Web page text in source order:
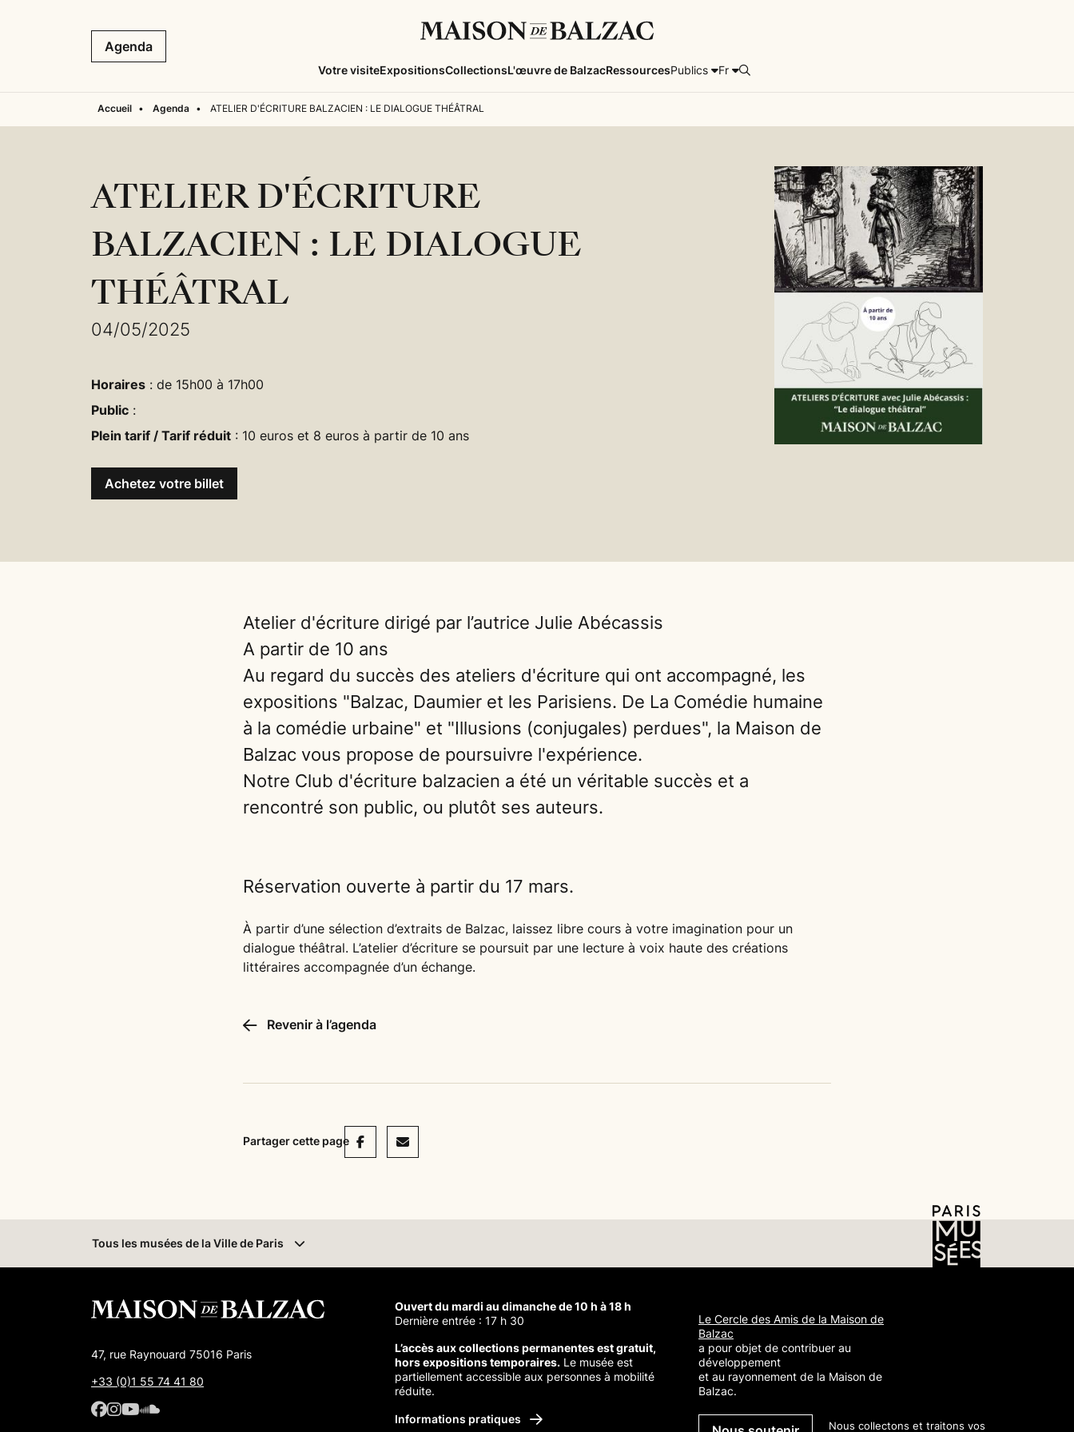
Nous collectons et traitons vos
Votre visiteExpositionsCollectionsL'œuvre de BalzacRessourcesPublics Fr Rechercher
Agenda
Accueil • Agenda • ATELIER D'ÉCRITURE BALZACIEN : LE DIALOGUE THÉÂTRAL
ATELIER D'ÉCRITURE
BALZACIEN : LE DIALOGUE
THÉÂTRAL
04/05/2025
Horaires : de 15h00 à 17h00
Public :
Plein tarif / Tarif réduit : 10 euros et 8 euros à partir de 10 ans
Achetez votre billet
Atelier d'écriture dirigé par l’autrice Julie Abécassis
A partir de 10 ans
Au regard du succès des ateliers d'écriture qui ont accompagné, les
expositions "Balzac, Daumier et les Parisiens. De La Comédie humaine
à la comédie urbaine" et "Illusions (conjugales) perdues", la Maison de
Balzac vous propose de poursuivre l'expérience.
Notre Club d'écriture balzacien a été un véritable succès et a
rencontré son public, ou plutôt ses auteurs.
Réservation ouverte à partir du 17 mars.
À partir d’une sélection d’extraits de Balzac, laissez libre cours à votre imagination pour un
dialogue théâtral. L’atelier d’écriture se poursuit par une lecture à voix haute des créations
littéraires accompagnée d’un échange.
Revenir à l’agenda
Partager cette pageFacebook
Mail
Tous les musées de la Ville de Paris
47, rue Raynouard 75016 Paris
+33 (0)1 55 74 41 80
Facebook : Maison de Balzac
Facebook : Maison de Balzac
Youtube : Maison de Balzac
SoundCloud : Maison de Balzac
Ouvert du mardi au dimanche de 10 h à 18 h
Dernière entrée : 17 h 30
L’accès aux collections permanentes est gratuit,
hors expositions temporaires. Le musée est
partiellement accessible aux personnes à mobilité
réduite.
Informations pratiques
Le Cercle des Amis de la Maison de
Balzac
a pour objet de contribuer au
développement
et au rayonnement de la Maison de
Balzac.